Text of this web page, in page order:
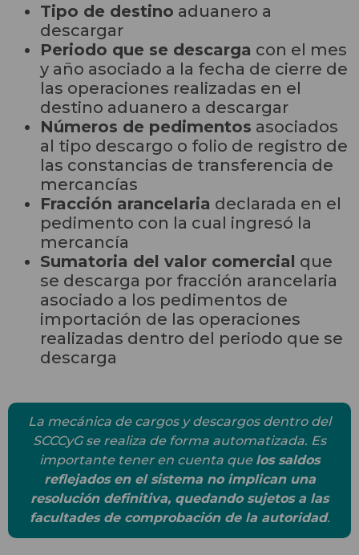
Tipo de destino aduanero a
descargar
Periodo que se descarga con el mes
y año asociado a la fecha de cierre de
las operaciones realizadas en el
destino aduanero a descargar
Números de pedimentos asociados
al tipo descargo o folio de registro de
las constancias de transferencia de
mercancías
Fracción arancelaria declarada en el
pedimento con la cual ingresó la
mercancía
Sumatoria del valor comercial que
se descarga por fracción arancelaria
asociado a los pedimentos de
importación de las operaciones
realizadas dentro del periodo que se
descarga
La mecánica de cargos y descargos dentro del
SCCCyG se realiza de forma automatizada. Es
importante tener en cuenta que los saldos
reflejados en el sistema no implican una
resolución definitiva, quedando sujetos a las
facultades de comprobación de la autoridad.